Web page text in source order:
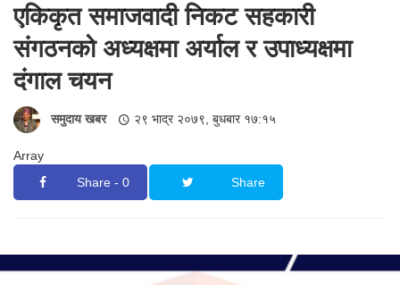
एकिकृत समाजवादी निकट सहकारी
संगठनको अध्यक्षमा अर्याल र उपाध्यक्षमा
दंगाल चयन
समुदाय खबर २९ भाद्र २०७९, बुधबार १७:१५
Array
Share - 0
Share